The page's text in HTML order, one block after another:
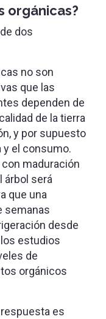
orgánicas?
dos
no son
que las
dependen de
de la tierra
y por supuesto
y el consumo.
maduración
árbol será
que una
semanas
desde
estudios
de
orgánicos
es